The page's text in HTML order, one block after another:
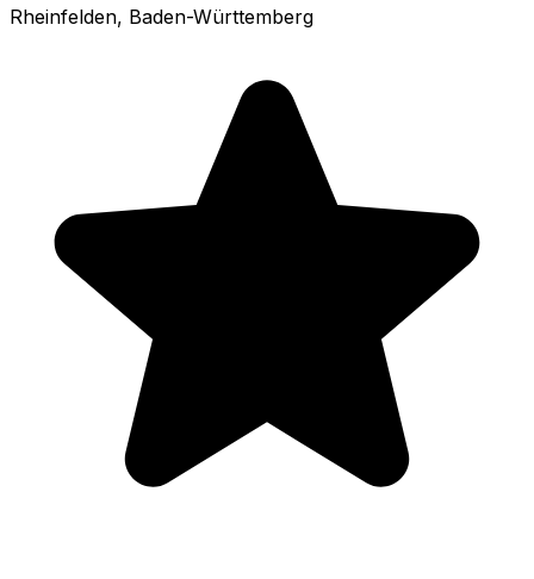
Rheinfelden, Baden-Württemberg